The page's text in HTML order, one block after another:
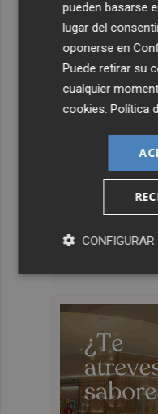
pueden basarse
lugar del
oponerse en
Puede retirar su
cualquier
cookies .Política
CONFIGURAR